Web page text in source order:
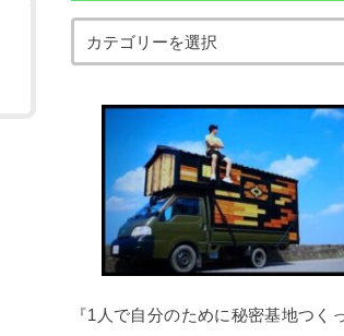
『1人で自分のために秘密基地つく